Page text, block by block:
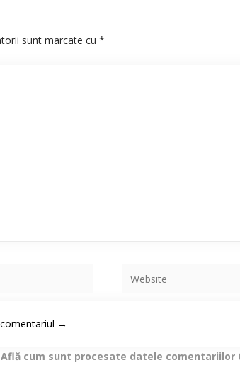
sunt marcate cu *
Află cum sunt procesate datele comentariilor